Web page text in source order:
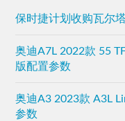
保时捷计划收购瓦尔
奥迪A7L 2022款 55
版配置参数
奥迪A3 2023款 A3L
参数